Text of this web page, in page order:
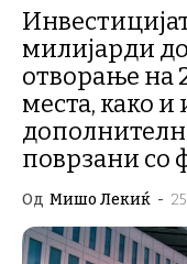
милијарди
отворање на
места, како
поврзани со
Од Мишо Лекиќ -